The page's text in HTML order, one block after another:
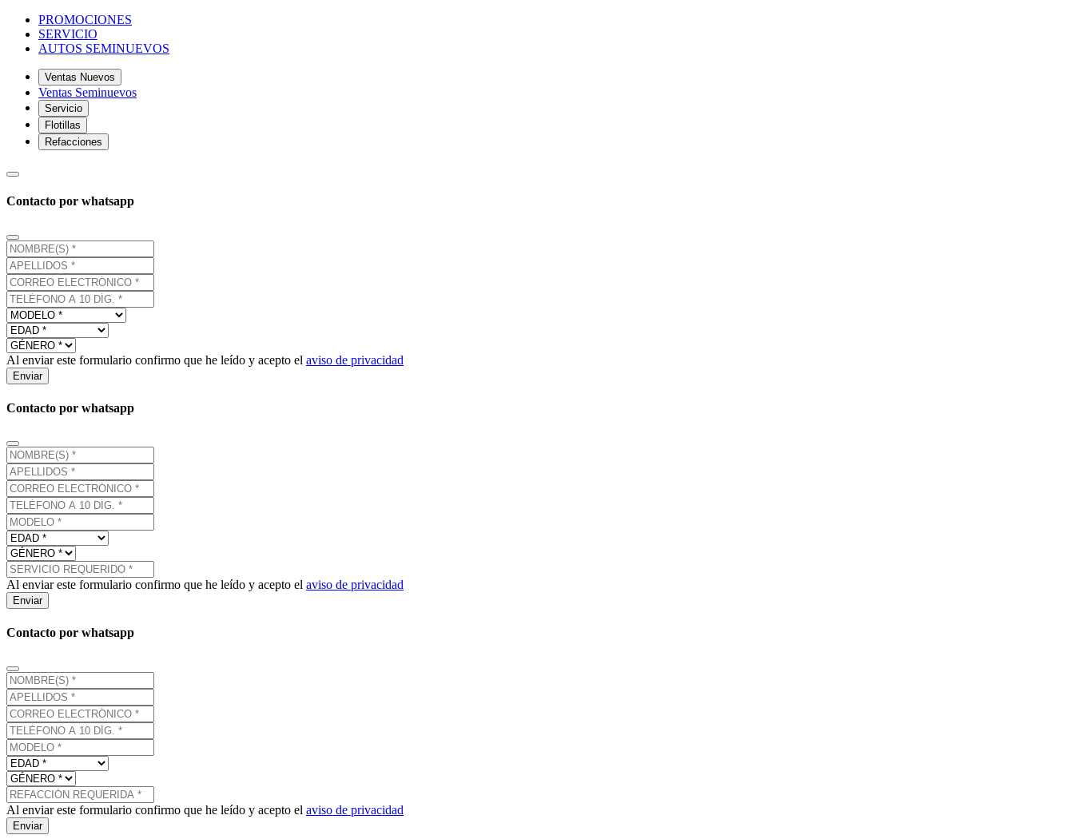
PROMOCIONES
SERVICIO
AUTOS SEMINUEVOS
Ventas Nuevos
Ventas Seminuevos
Servicio
Flotillas
Refacciones
Contacto por whatsapp
Al enviar este formulario confirmo que he leído y acepto el aviso de privacidad
Enviar
Contacto por whatsapp
Al enviar este formulario confirmo que he leído y acepto el aviso de privacidad
Enviar
Contacto por whatsapp
Al enviar este formulario confirmo que he leído y acepto el aviso de privacidad
Enviar